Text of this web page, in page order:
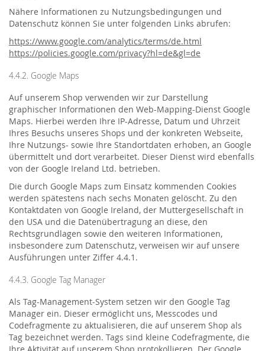
Nähere Informationen zu Nutzungsbedingungen und
Datenschutz können Sie unter folgenden Links abrufen:
https://www.google.com/analytics/terms/de.html
https://policies.google.com/privacy?hl=de&gl=de
4.4.2. Google Maps
Auf unserem Shop verwenden wir zur Darstellung
graphischer Informationen den Web-Mapping-Dienst Google
Maps. Hierbei werden Ihre IP-Adresse, Datum und Uhrzeit
Ihres Besuchs unseres Shops und der konkreten Webseite,
Ihre Nutzungs- sowie Ihre Standortdaten erhoben, an Google
übermittelt und dort verarbeitet. Dieser Dienst wird ebenfalls
von der Google Ireland Ltd. betrieben.
Die durch Google Maps zum Einsatz kommenden Cookies
werden spätestens nach sechs Monaten gelöscht. Zu den
Kontaktdaten von Google Ireland, der Muttergesellschaft in
den USA und die Datenübertragung an diese, den
Rechtsgrundlagen sowie den weiteren Informationen,
insbesondere zum Datenschutz, verweisen wir auf unsere
Ausführungen unter Ziffer 4.4.1.
4.4.3. Google Tag Manager
Als Tag-Management-System setzen wir den Google Tag
Manager ein. Dieser ermöglicht uns, Messcodes und
Codefragmente zu aktualisieren, die auf unserem Shop als
Tag bezeichnet werden. Tags sind kleine Codefragmente, die